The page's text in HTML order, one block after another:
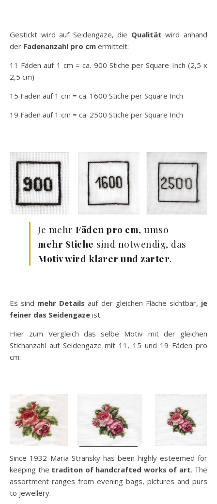
Gestickt wird auf Seidengaze, die Qualität wird anhand
der Fadenanzahl pro cm ermittelt:
11 Fäden auf 1 cm = ca. 900 Stiche per Square Inch (2,5 x
2,5 cm)
15 Fäden auf 1 cm = ca. 1600 Stiche per Square Inch
19 Fäden auf 1 cm = ca. 2500 Stiche per Square Inch
Je mehr Fäden pro cm, umso
mehr Stiche sind notwendig, das
Motiv wird klarer und zarter.
Es sind mehr Details auf der gleichen Fläche sichtbar, je
feiner das Seidengaze ist.
Hier zum Vergleich das selbe Motiv mit der gleichen
Stichanzahl auf Seidengaze mit 11, 15 und 19 Fäden pro
cm:
Since 1932 Maria Stransky has been highly esteemed for
keeping the traditon of handcrafted works of art. The
assortment ranges from evening bags, pictures and purs
to jewellery.